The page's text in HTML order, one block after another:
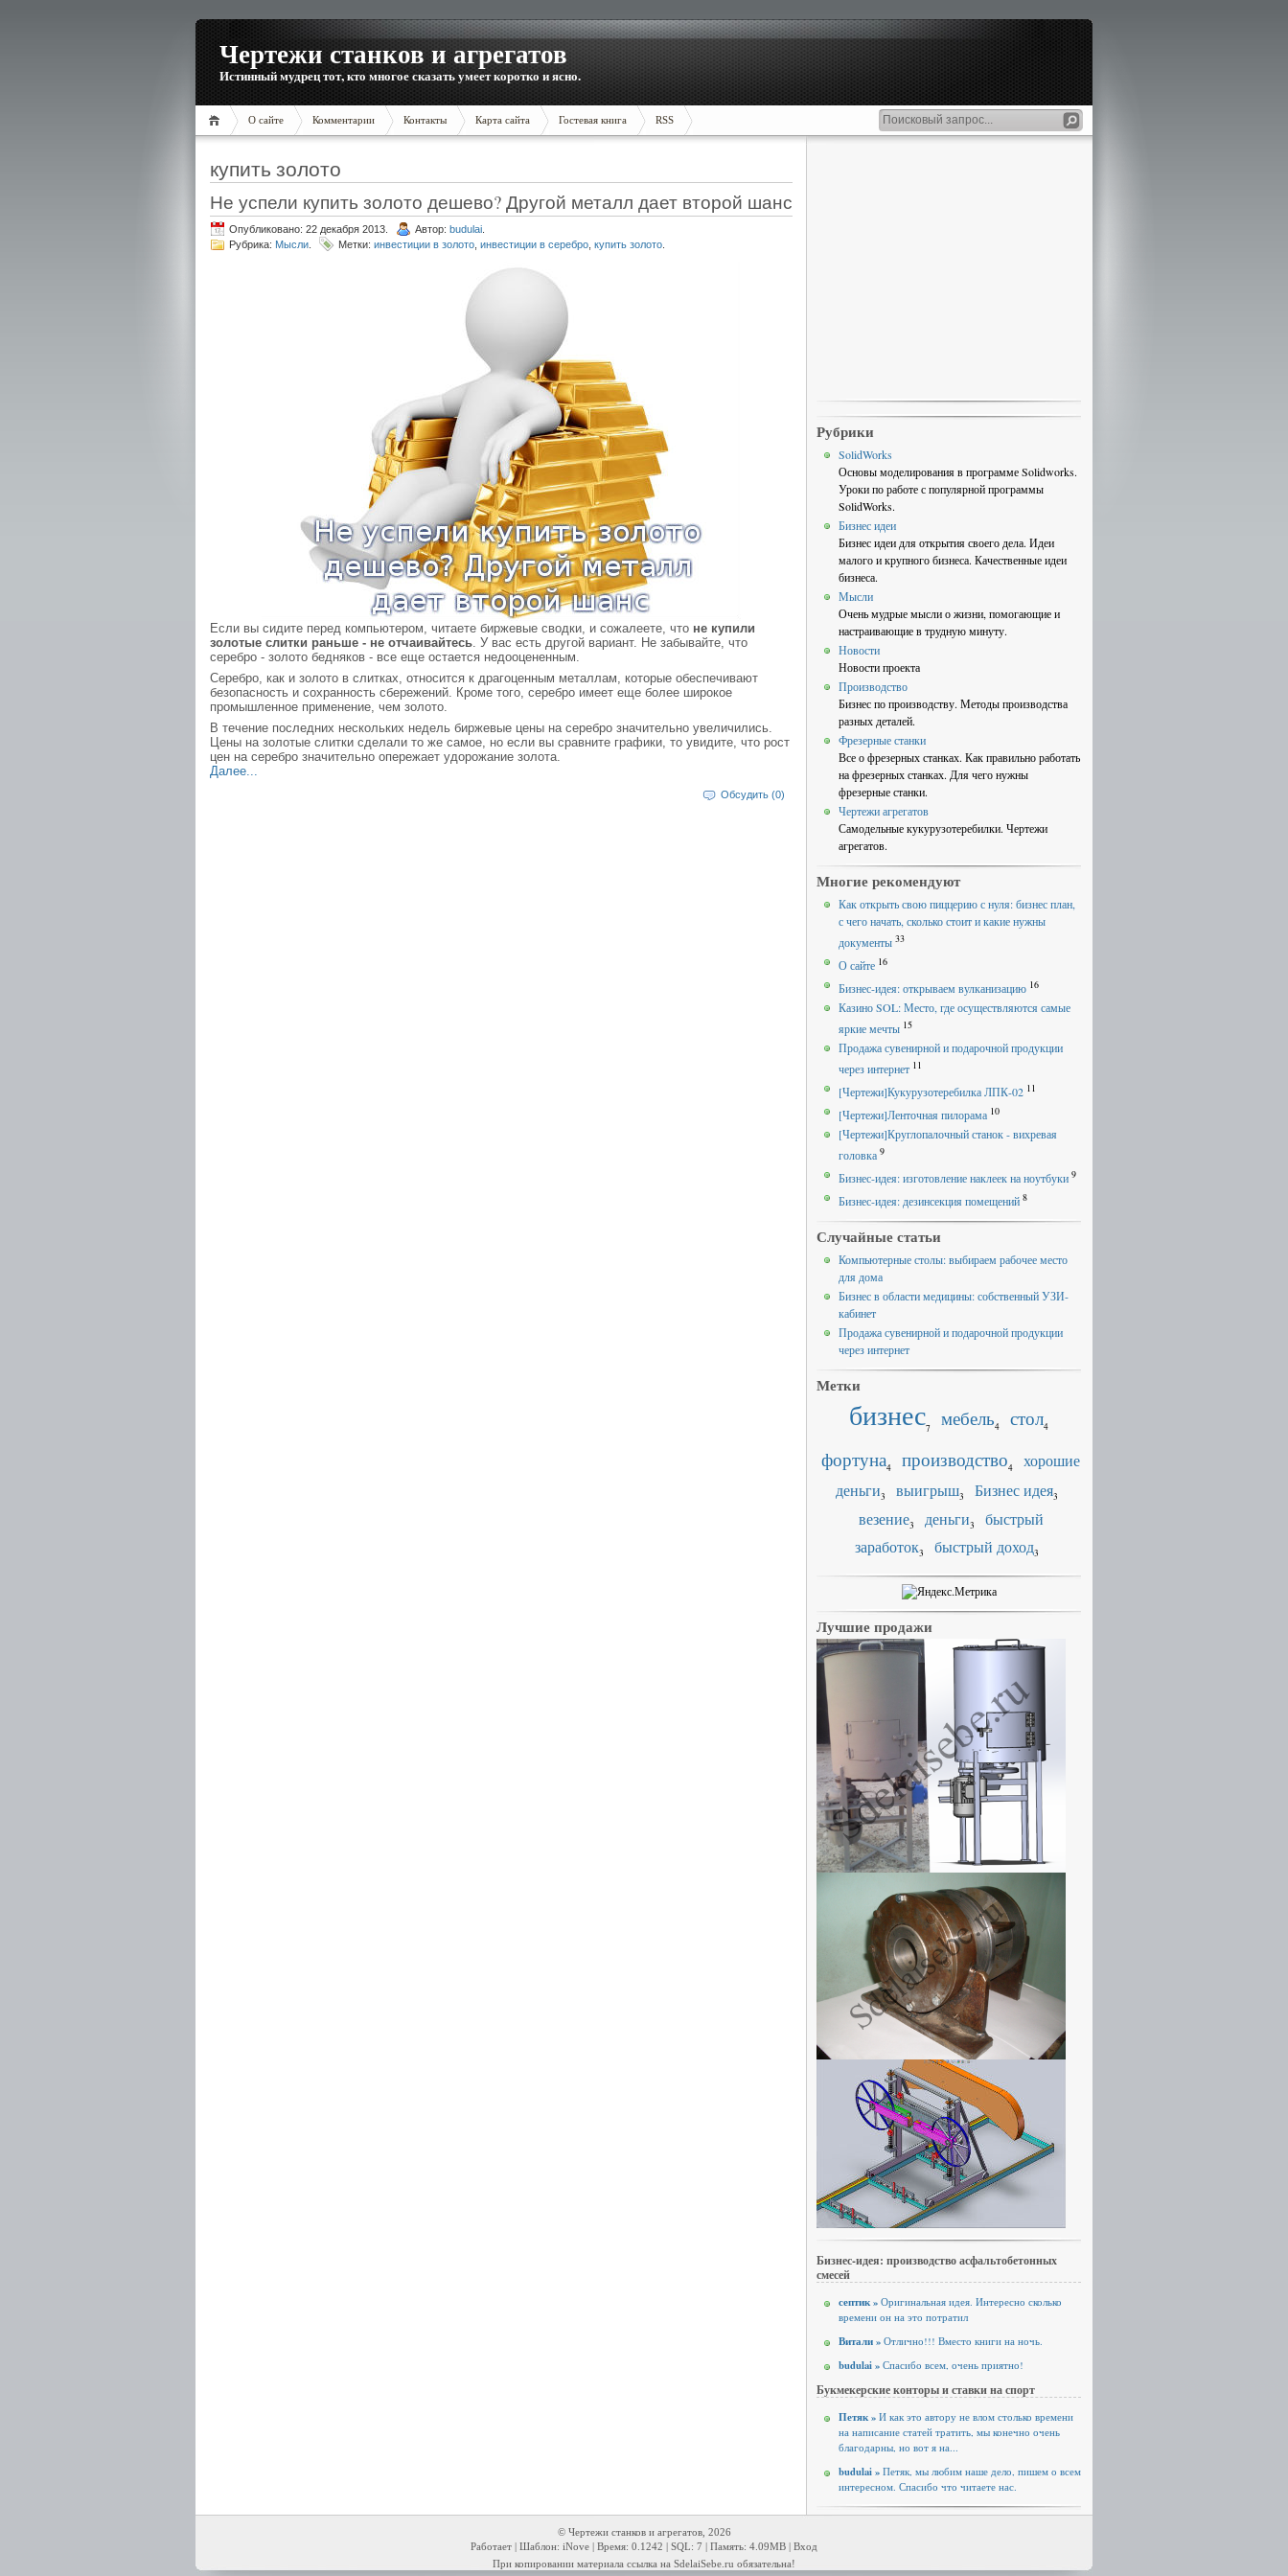
Чертежи станков и агрегатов
Истинный мудрец тот, кто многое сказать умеет коротко и ясно.
О сайте Комментарии Контакты Карта сайта Гостевая книга RSS
купить золото
Не успели купить золото дешево? Другой металл дает второй шанс
Опубликовано: 22 декабря 2013. Автор: budulai
Рубрика: Мысли Метки: инвестиции в золото инвестиции в серебро купить золото
Если вы сидите перед компьютером, читаете биржевые сводки, и сожалеете, что не купили
золотые слитки раньше - не отчаивайтесь. У вас есть другой вариант. Не забывайте, что
серебро - золото бедняков - все еще остается недооцененным.
Серебро, как и золото в слитках, относится к драгоценным металлам, которые обеспечивают
безопасность и сохранность сбережений. Кроме того, серебро имеет еще более широкое
промышленное применение, чем золото.
В течение последних нескольких недель биржевые цены на серебро значительно увеличились.
Цены на золотые слитки сделали то же самое, но если вы сравните графики, то увидите, что рост
цен на серебро значительно опережает удорожание золота.
Далее...
Обсудить (0)
Рубрики
SolidWorks
Основы моделирования в программе Solidworks.
Уроки по работе с популярной программы
SolidWorks.
Бизнес идеи
Бизнес идеи для открытия своего дела. Идеи
малого и крупного бизнеса. Качественные идеи
бизнеса.
Мысли
Очень мудрые мысли о жизни, помогающие и
настраивающие в трудную минуту.
Новости
Новости проекта
Производство
Бизнес по производству. Методы производства
разных деталей.
Фрезерные станки
Все о фрезерных станках. Как правильно работать
на фрезерных станках. Для чего нужны
фрезерные станки.
Чертежи агрегатов
Самодельные кукурузотеребилки. Чертежи
агрегатов.
Многие рекомендуют
Как открыть свою пиццерию с нуля: бизнес план,
с чего начать, сколько стоит и какие нужны
документы 33
О сайте 16
Бизнес-идея: открываем вулканизацию 16
Казино SOL: Место, где осуществляются самые
яркие мечты 15
Продажа сувенирной и подарочной продукции
через интернет 11
[Чертежи]Кукурузотеребилка ЛПК-02 11
[Чертежи]Ленточная пилорама 10
[Чертежи]Круглопалочный станок - вихревая
головка 9
Бизнес-идея: изготовление наклеек на ноутбуки 9
Бизнес-идея: дезинсекция помещений 8
Случайные статьи
Компьютерные столы: выбираем рабочее место
для дома
Бизнес в области медицины: собственный УЗИ-
кабинет
Продажа сувенирной и подарочной продукции
через интернет
Метки
бизнес7 мебель4 стол4
фортуна4 производство4
хорошие
деньги3 выигрыш3 Бизнес идея3
везение3 деньги3
быстрый
заработок3 быстрый доход3
Лучшие продажи
Бизнес-идея: производство асфальтобетонных
смесей
септик » Оригинальная идея. Интересно сколько
времени он на это потратил
Витали » Отлично!!! Вместо книги на ночь.
budulai » Спасибо всем, очень приятно!
Букмекерские конторы и ставки на спорт
Петяк » И как это автору не влом столько времени
на написание статей тратить, мы конечно очень
благодарны, но вот я на...
budulai » Петяк, мы любим наше дело, пишем о всем
интересном. Спасибо что читаете нас.
© Чертежи станков и агрегатов, 2026
Работает | Шаблон: iNove | Время: 0.1242 | SQL: 7 | Память: 4.09MB | Вход
При копировании материала ссылка на SdelaiSebe.ru обязательна!